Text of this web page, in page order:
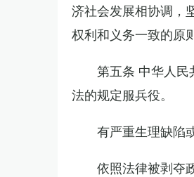
济社会发展相协调，
权利和义务一致的原则
第五条 中华人
法的规定服兵役。
有严重生理缺陷
依照法律被剥夺